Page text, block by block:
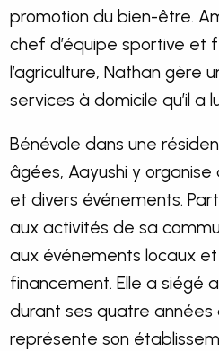
promotion du bien-être.
chef d’équipe sportive
l’agriculture, Nathan gère
services à domicile qu’il a
Bénévole dans une
âgées, Aayushi y
et divers événements.
aux activités de sa
aux événements locaux
financement. Elle a siégé
durant ses quatre
représente son